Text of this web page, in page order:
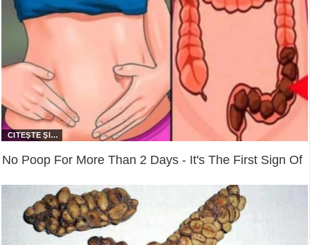
No Poop For More Than 2 Days - It's The First Sign Of